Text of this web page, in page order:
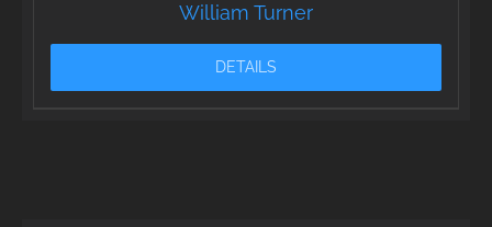
William Turner
DETAILS